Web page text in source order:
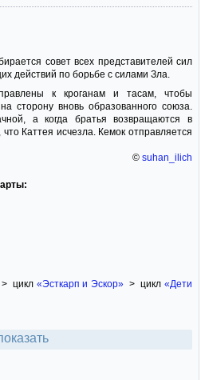
совет всех представителей сил
действий по борьбе с силами Зла.
к кроганам и тасам, чтобы
сторону вновь образованного союза.
а когда братья возвращаются в
Каттея исчезла. Кемок отправляется
© suhan_ilich
цикл «Эсткарп и Эскор»> цикл«Дети